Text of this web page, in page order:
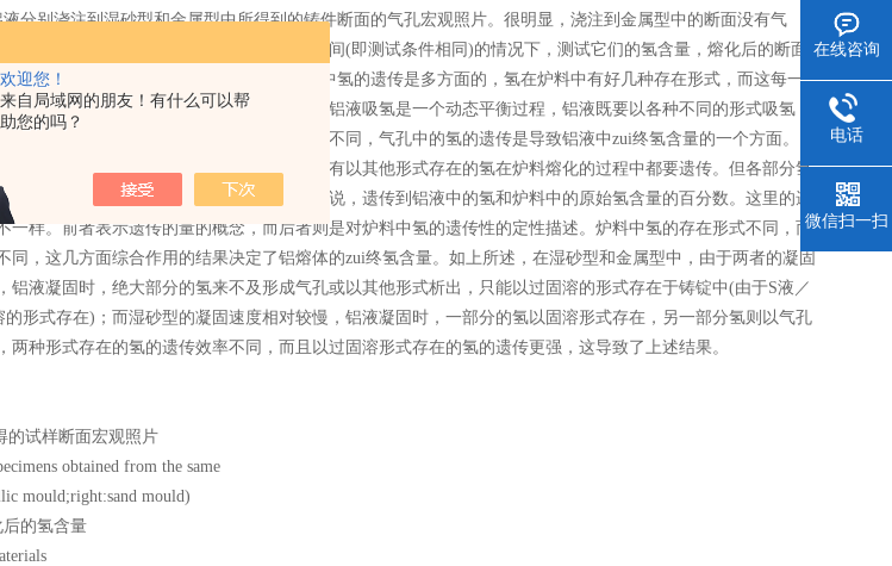
欢迎您！
来自局域网的朋友！有什么可以帮
助您的吗？
分别浇注到湿砂型和金属型中所得到的铸件断面的气孔宏观照片。很明显，浇注到金属型中的断面没有气
，但再熔化后分别在同一温度，同一保温时间(即测试条件相同)的情况下，测试它们的氢含量，熔化后的断面
气孔多、气孔率高的氢含量反而少。炉料中氢的遗传是多方面的，氢在炉料中有好几种存在形式，而这每一
生遗传，但遗传的程度可能不一样。因为，铝液吸氢是一个动态平衡过程，铝液既要以各种不同的形式吸氢，
。只不过，不同阶段铝液吸氢和呼氢的程度不同，气孔中的氢的遗传是导致铝液中zui终氢含量的一个方面。固
形式存在的氢、吸附于氧化夹杂物的氢、还有以其他形式存在的氢在炉料熔化的过程中都要遗传。但各部分氢
的遗传效率是指，对于一定形式存在的氢来说，遗传到铝液中的氢和炉料中的原始氢含量的百分数。这里的遗
一样。前者表示遗传的量的概念，而后者则是对炉料中氢的遗传性的定性描述。炉料中氢的存在形式不同，而
同，这几方面综合作用的结果决定了铝熔体的zui终氢含量。如上所述，在湿砂型和金属型中，由于两者的凝固
铝液凝固时，绝大部分的氢来不及形成气孔或以其他形式析出，只能以过固溶的形式存在于铸锭中(由于S液／
的形式存在)；而湿砂型的凝固速度相对较慢，铝液凝固时，一部分的氢以固溶形式存在，另一部分氢则以气孔
两种形式存在的氢的遗传效率不同，而且以过固溶形式存在的氢的遗传更强，这导致了上述结果。
的试样断面宏观照片
obtained from the same
mould;right:sand mould)
的氢含量
在线咨询
电话
微信扫一扫